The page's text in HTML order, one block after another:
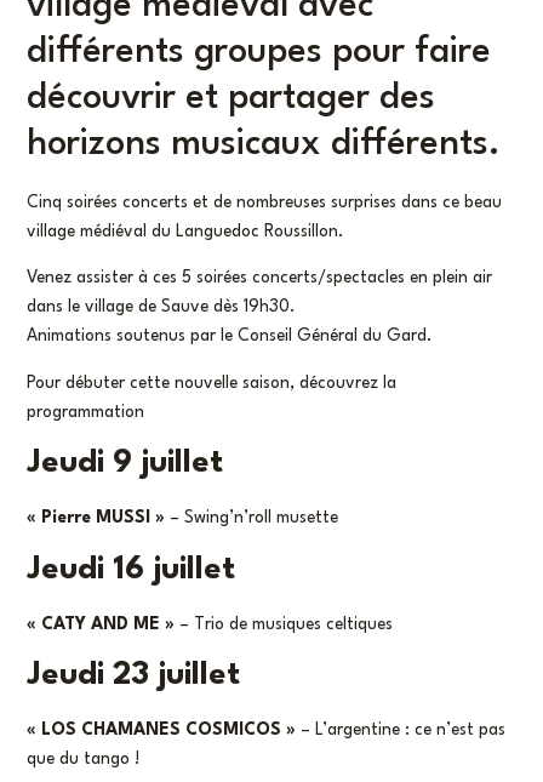
différents groupes pour faire
découvrir et partager des
horizons musicaux différents.
Cinq soirées concerts et de nombreuses surprises dans ce beau
village médiéval du Languedoc Roussillon.
Venez assister à ces 5 soirées concerts/spectacles en plein air
dans le village de Sauve dès 19h30.
Animations soutenus par le Conseil Général du Gard.
Pour débuter cette nouvelle saison, découvrez la
programmation
Jeudi 9 juillet
« Pierre MUSSI » – Swing’n’roll musette
Jeudi 16 juillet
« CATY AND ME » – Trio de musiques celtiques
Jeudi 23 juillet
« LOS CHAMANES COSMICOS » – L’argentine : ce n’est pas
que du tango !